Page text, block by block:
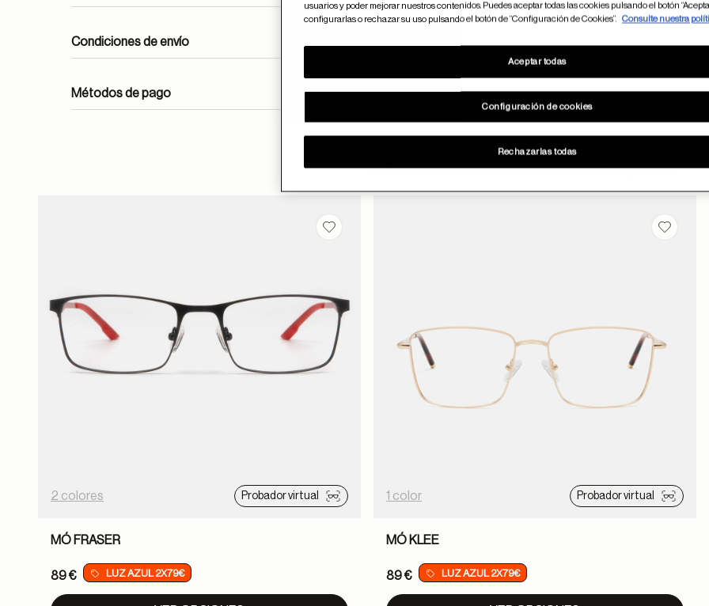
Condiciones de envío
Métodos de pago
Otros usuarios también han comprado
Guardar en favoritos
2 colores Probador virtual
MÓ FRASER
89 € LUZ AZUL 2X79€
1 color Probador virtual
MÓ KLEE
89 € LUZ AZUL 2X79€
usuarios y poder mejorar nuestros contenidos. Puedes aceptar todas las cookies pulsando el botón
configurarlas o rechazar su uso pulsando el botón de “Configuración de Cookies”.
Consulte nuestra
Configuración de cookies
Rechazarlas todas
Aceptar todas